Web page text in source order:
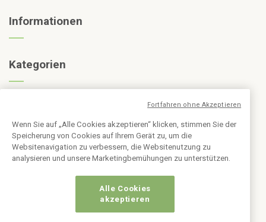
Informationen
Kategorien
Abonnieren Sie den Newsletter
Wenn Sie auf „Alle Cookies akzeptieren“ klicken, stimmen Sie der
Speicherung von Cookies auf Ihrem Gerät zu, um die
Websitenavigation zu verbessern, die Websitenutzung zu
analysieren und unsere Marketingbemühungen zu unterstützen.
Alle Cookies
akzeptieren
Fortfahren ohne Akzeptieren